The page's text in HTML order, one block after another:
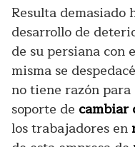
Resulta
desarrollo de
de su persiana
misma se
no tiene razón
soporte de cambiar
los trabajadores en